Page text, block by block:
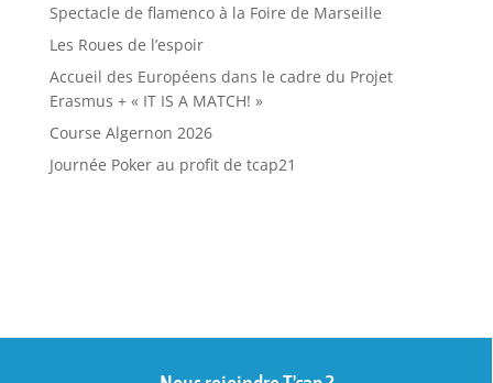
Spectacle de flamenco à la Foire de Marseille
Les Roues de l’espoir
Accueil des Européens dans le cadre du Projet
Erasmus + « IT IS A MATCH! »
Course Algernon 2026
Journée Poker au profit de tcap21